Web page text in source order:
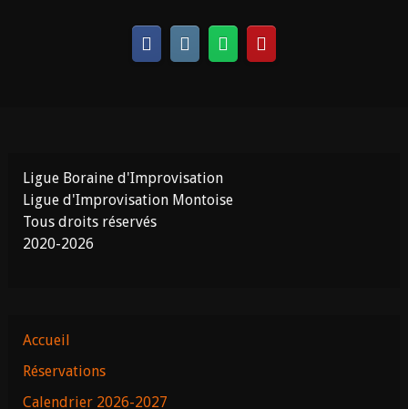
Ligue Boraine d'Improvisation
Ligue d'Improvisation Montoise
Tous droits réservés
2020-2026
Accueil
Réservations
Calendrier 2026-2027